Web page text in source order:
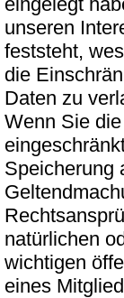
unseren
feststeht,
die
Daten zu
Wenn Sie
Speicherung
natürlichen
wichtigen
eines